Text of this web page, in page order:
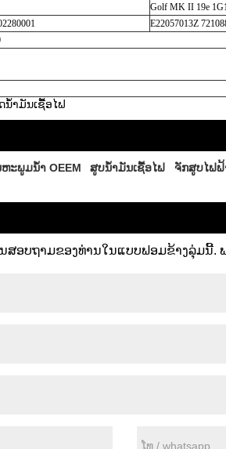
Golf MK II 19e
E22057013Z
ນໍ້າມັນເຊື້ອໄຟ
ະພູມນ້ໍາ OEEM ສູບນ້ໍາມັນເຊື້ອໄຟ ຈັກສູບໄຟຟ້
ອບຖາມຂອງທ່ານໃນແບບຟອມຂ້າງລຸ່ມນີ້.